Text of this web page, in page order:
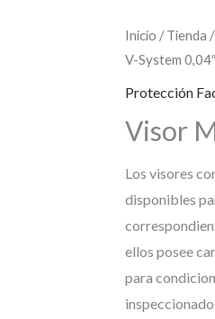
Inicio /Tienda /
V-System 0,04″
Protección
Visor
Los visores
disponibles
ellos posee
para